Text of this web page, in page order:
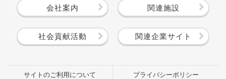
会社案内 関連施設
社会貢献活動 関連企業サイト
サイトのご利用について プライバシーポリシー